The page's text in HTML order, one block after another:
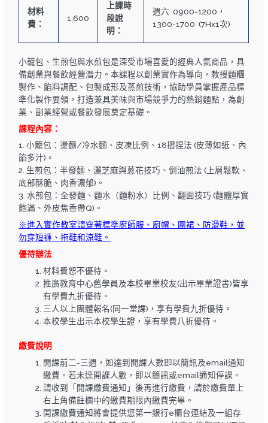
材料
費：
1,600
上課時
段說
明：
週六 0900-1200，
1300-1700 (7Hx1次)
小籠包、生煎包與水煎包是深受市場喜愛的經典人氣商品，具
備創業與餐飲經營潛力。本課程以創業實作為導向，教授麵糰
製作、餡料調配、包製成形及蒸煎技術，協助學員掌握產品標
準化製作要領，打造兼具美味與市場競爭力的熱銷麵點，為創
業、副業經營或餐飲發展奠定基礎。
課程內容：
1. 小籠包：燙麵/冷水麵、皮凍比例、18摺捏法 (皮薄如紙、內
餡多汁)。
2. 生煎包：半發麵、灑芝麻與蔥花技巧、倒油煎法 (上層鬆軟、
底部酥脆、肉香濃郁)。
3. 水煎包：全發麵、麵水（麵粉水）比例、翻面技巧 (麵體厚實
飽滿、外皮焦香帶Q)。
※進入實作教室請穿著標準廚師服、廚帽、圍裙、防滑鞋，並
勿穿短褲、拖鞋和涼鞋。
優待辦法
材料費恕不優待。
推廣教育中心舊學員及本校畢業校友(出示畢業證書)皆享
有學費九折優待。
三人以上團體報名(同一堂課)，享有學費九折優待。
本校學生出示本校學生證，享有學費八折優待。
繳費說明
開課前二-三週，如達到開課人數即以簡訊及email通知
繳費。若未達開課人數，即以簡訊或email通知停課。
請收到「開課繳費通知」後再進行繳費，請於繳費單上
右上角備註欄中的繳費期限內繳費完畢。
開課繳費通知將會提供您第一銀行e櫃台連結及一組存